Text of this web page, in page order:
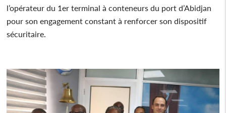
l’opérateur du 1er terminal à conteneurs du port d’Abidjan
pour son engagement constant à renforcer son dispositif
sécuritaire.